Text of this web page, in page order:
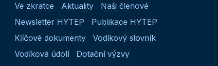
Ve zkratce Aktuality
Naši členové
Newsletter HYTEP
Publikace HYTEP
Klíčové dokumenty
Vodíkový slovník
Vodíková údolí
Dotační výzvy